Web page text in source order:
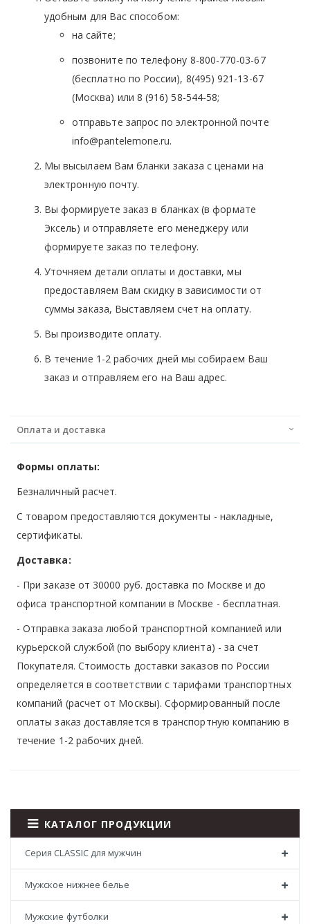
удобным для Вас способом:
на сайте;
позвоните по телефону 8-800-770-03-67
(бесплатно по России), 8(495) 921-13-67
(Москва) или 8 (916) 58-544-58;
отправьте запрос по электронной почте
info@pantelemone.ru.
Мы высылаем Вам бланки заказа с ценами на
электронную почту.
Вы формируете заказ в бланках (в формате
Эксель) и отправляете его менеджеру или
формируете заказ по телефону.
Уточняем детали оплаты и доставки, мы
предоставляем Вам скидку в зависимости от
суммы заказа, Выставляем счет на оплату.
Вы производите оплату.
В течение 1-2 рабочих дней мы собираем Ваш
заказ и отправляем его на Ваш адрес.
Оплата и доставка
Формы оплаты:
Безналичный расчет.
С товаром предоставляются документы - накладные,
сертификаты.
Доставка:
- При заказе от 30000 руб. доставка по Москве и до
офиса транспортной компании в Москве - бесплатная.
- Отправка заказа любой транспортной компанией или
курьерской службой (по выбору клиента) - за счет
Покупателя. Стоимость доставки заказов по России
определяется в соответствии с тарифами транспортных
компаний (расчет от Москвы). Сформированный после
оплаты заказ доставляется в транспортную компанию в
течение 1-2 рабочих дней.
КАТАЛОГ ПРОДУКЦИИ
Серия CLASSIC для мужчин
Мужское нижнее белье
Мужские футболки